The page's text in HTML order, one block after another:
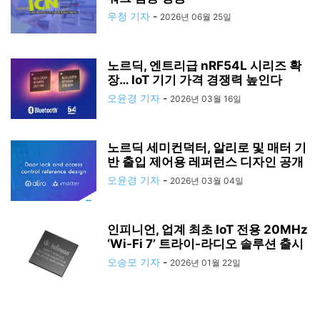
우청 기자 - 2026년 06월 25일
노르딕, 엔트리급 nRF54L 시리즈 확
장… IoT 기기 가격 경쟁력 높인다
오윤경 기자 - 2026년 03월 16일
노르딕 세미컨덕터, 알리로 및 매터 기
반 출입 제어용 레퍼런스 디자인 공개
오윤경 기자 - 2026년 03월 04일
인피니언, 업계 최초 IoT 전용 20MHz
‘Wi-Fi 7’ 트라이-라디오 솔루션 출시
오승모 기자 - 2026년 01월 22일